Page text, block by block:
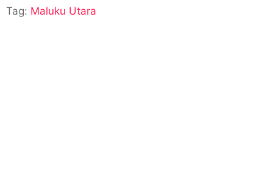
Tag: Maluku Utara